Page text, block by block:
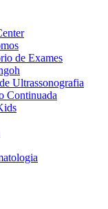
de Exames
Ultrassonografia
Continuada